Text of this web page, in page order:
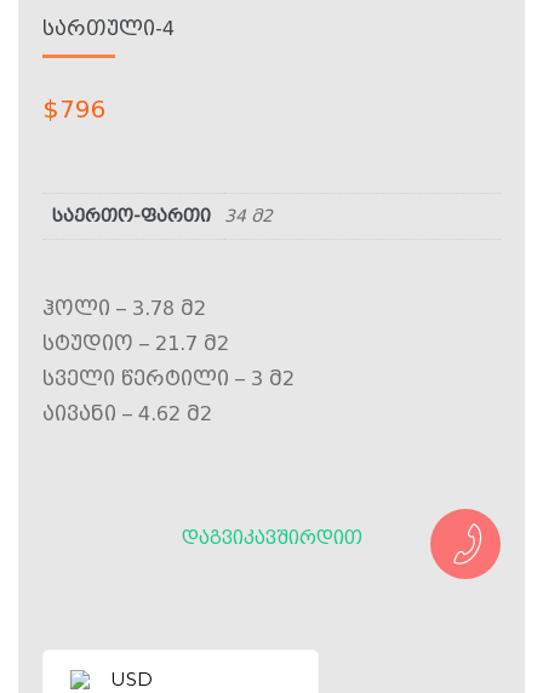
ᲡᲐᲠᲗᲣᲚᲘ-4
$796
საერთო-ფართი 34 მ2
ჰოლი – 3.78 მ2
სტუდიო – 21.7 მ2
სველი წერტილი – 3 მ2
აივანი – 4.62 მ2
ᲓᲐᲒᲕᲘᲙᲐᲕᲨᲘᲠᲓᲘᲗ
USD